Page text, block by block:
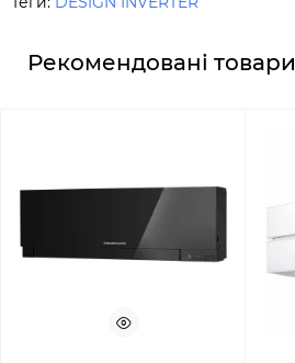
Рекомендовані товари